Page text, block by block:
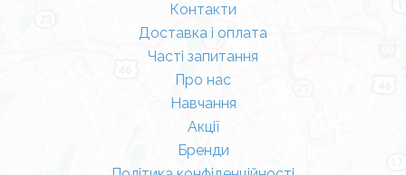
Контакти
Доставка і оплата
Часті запитання
Про нас
Навчання
Акції
Бренди